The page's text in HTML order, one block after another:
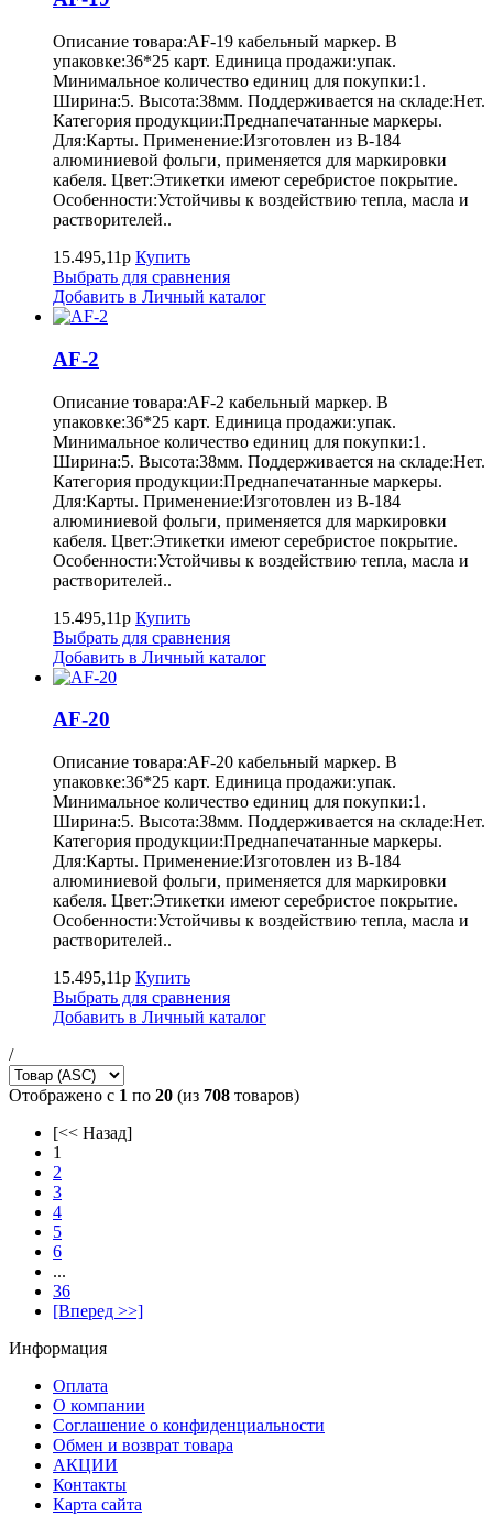
Описание товара:AF-19 кабельный маркер. В
упаковке:36*25 карт. Единица продажи:упак.
Минимальное количество единиц для покупки:1.
Ширина:5. Высота:38мм. Поддерживается на складе:Нет.
Категория продукции:Преднапечатанные маркеры.
Для:Карты. Применение:Изготовлен из B-184
алюминиевой фольги, применяется для маркировки
кабеля. Цвет:Этикетки имеют серебристое покрытие.
Особенности:Устойчивы к воздействию тепла, масла и
растворителей..
15.495,11р Купить
Выбрать для сравнения
Добавить в Личный каталог
AF-2
Описание товара:AF-2 кабельный маркер. В
упаковке:36*25 карт. Единица продажи:упак.
Минимальное количество единиц для покупки:1.
Ширина:5. Высота:38мм. Поддерживается на складе:Нет.
Категория продукции:Преднапечатанные маркеры.
Для:Карты. Применение:Изготовлен из B-184
алюминиевой фольги, применяется для маркировки
кабеля. Цвет:Этикетки имеют серебристое покрытие.
Особенности:Устойчивы к воздействию тепла, масла и
растворителей..
15.495,11р Купить
Выбрать для сравнения
Добавить в Личный каталог
AF-20
Описание товара:AF-20 кабельный маркер. В
упаковке:36*25 карт. Единица продажи:упак.
Минимальное количество единиц для покупки:1.
Ширина:5. Высота:38мм. Поддерживается на складе:Нет.
Категория продукции:Преднапечатанные маркеры.
Для:Карты. Применение:Изготовлен из B-184
алюминиевой фольги, применяется для маркировки
кабеля. Цвет:Этикетки имеют серебристое покрытие.
Особенности:Устойчивы к воздействию тепла, масла и
растворителей..
15.495,11р Купить
Выбрать для сравнения
Добавить в Личный каталог
/
Отображено с 1 по 20 (из 708 товаров)
[<< Назад]
1
2
3
4
5
6
...
36
[Вперед >>]
Информация
Оплата
О компании
Соглашение о конфиденциальности
Обмен и возврат товара
АКЦИИ
Контакты
Карта сайта